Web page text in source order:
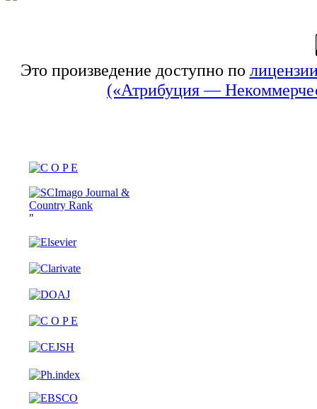
Это произведение доступно по
(«Атрибуция —
"